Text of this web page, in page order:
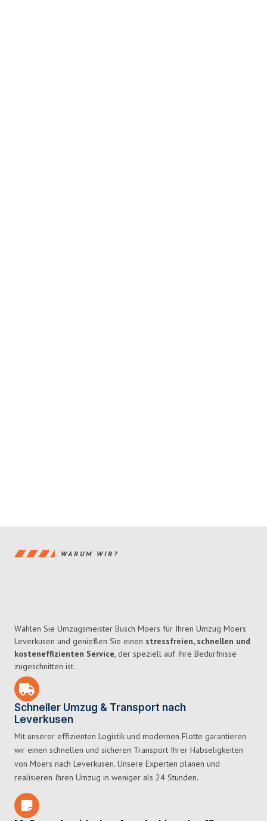
WARUM WIR?
Wählen Sie Umzugsmeister Busch Moers für Ihren Umzug Moers
Leverkusen und genießen Sie einen stressfreien, schnellen und
kosteneffizienten Service, der speziell auf Ihre Bedürfnisse
zugeschnitten ist.
Schneller Umzug & Transport nach
Leverkusen
Mit unserer effizienten Logistik und modernen Flotte garantieren
wir einen schnellen und sicheren Transport Ihrer Habseligkeiten
von Moers nach Leverkusen. Unsere Experten planen und
realisieren Ihren Umzug in weniger als 24 Stunden.